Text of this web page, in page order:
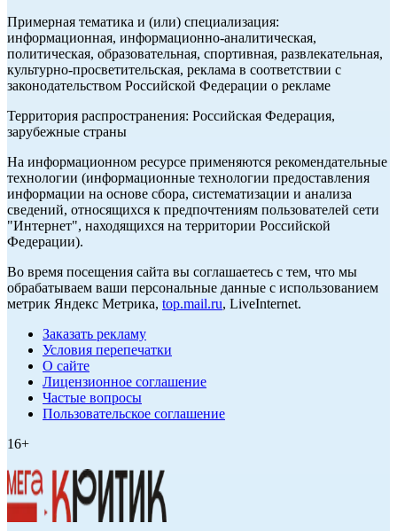
Примерная тематика и (или) специализация:
информационная, информационно-аналитическая,
политическая, образовательная, спортивная, развлекательная,
культурно-просветительская, реклама в соответствии с
законодательством Российской Федерации о рекламе
Территория распространения: Российская Федерация,
зарубежные страны
На информационном ресурсе применяются рекомендательные
технологии (информационные технологии предоставления
информации на основе сбора, систематизации и анализа
сведений, относящихся к предпочтениям пользователей сети
"Интернет", находящихся на территории Российской
Федерации).
Во время посещения сайта вы соглашаетесь с тем, что мы
обрабатываем ваши персональные данные с использованием
метрик Яндекс Метрика, top.mail.ru, LiveInternet.
Заказать рекламу
Условия перепечатки
О сайте
Лицензионное соглашение
Частые вопросы
Пользовательское соглашение
16+